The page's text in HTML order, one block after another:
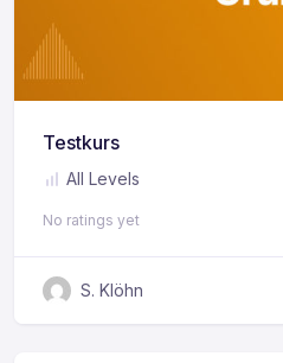
Testkurs
All Levels
No ratings yet
S. Klöhn